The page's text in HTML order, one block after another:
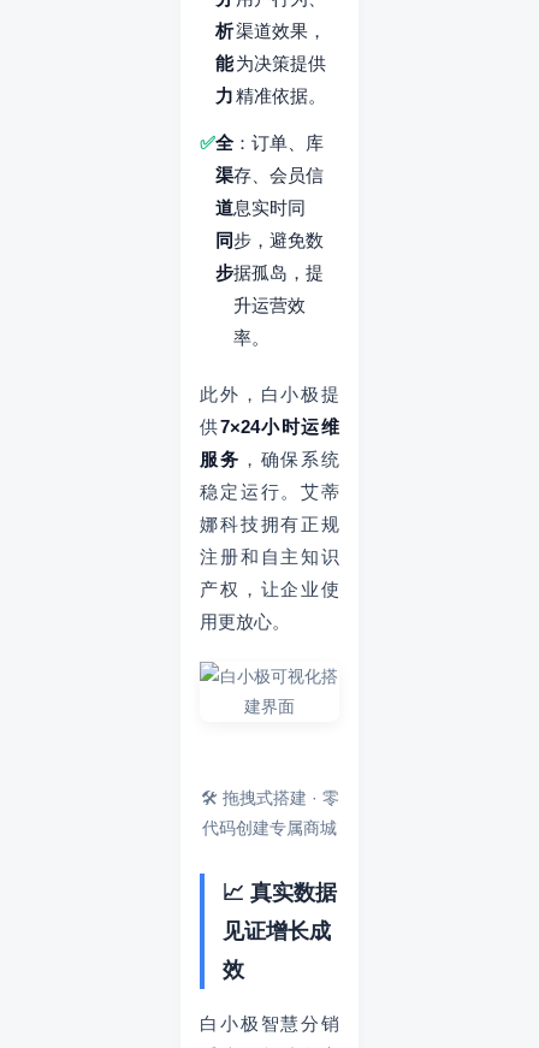
析
能
力
渠道效果，
为决策提供
精准依据。
全
渠
道
同
步
：订单、库
存、会员信
息实时同
步，避免数
据孤岛，提
升运营效
率。
此外，白小极提
供7×24小时运维
服务 ，确保系统
稳定运行。艾蒂
娜科技拥有正规
注册和自主知识
产权，让企业使
用更放心。
🛠️ 拖拽式搭建 · 零
代码创建专属商城
📈 真实数据
见证增长成
效
白小极智慧分销